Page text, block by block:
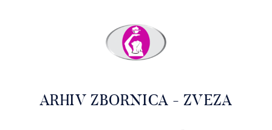
ARHIV ZBORNICA - ZVEZA